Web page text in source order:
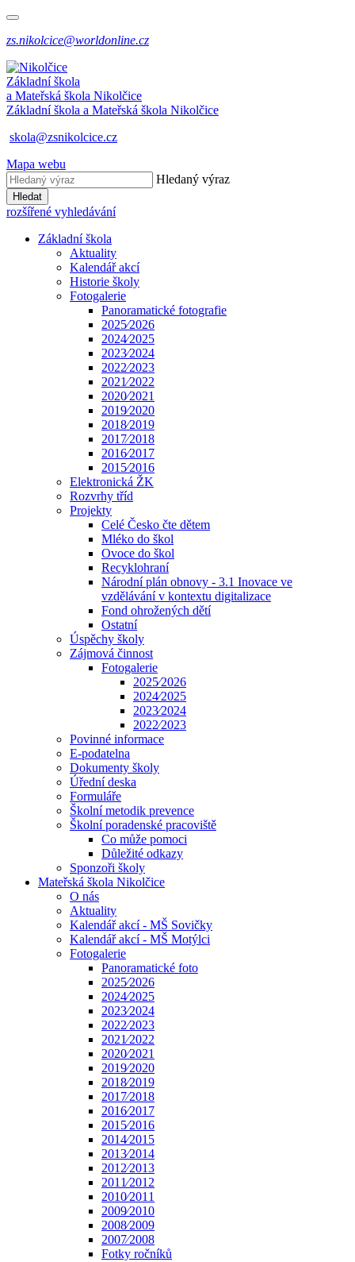
zs.nikolcice@worldonline.cz
Základní škola
a Mateřská škola Nikolčice
Základní škola a Mateřská škola Nikolčice
skola@zsnikolcice.cz
Mapa webu
Hledaný výraz
Hledat
rozšířené vyhledávání
Základní škola
Aktuality
Kalendář akcí
Historie školy
Fotogalerie
Panoramatické fotografie
2025⁄2026
2024⁄2025
2023⁄2024
2022⁄2023
2021⁄2022
2020⁄2021
2019⁄2020
2018⁄2019
2017⁄2018
2016⁄2017
2015⁄2016
Elektronická ŽK
Rozvrhy tříd
Projekty
Celé Česko čte dětem
Mléko do škol
Ovoce do škol
Recyklohraní
Národní plán obnovy - 3.1 Inovace ve
vzdělávání v kontextu digitalizace
Fond ohrožených dětí
Ostatní
Úspěchy školy
Zájmová činnost
Fotogalerie
2025⁄2026
2024⁄2025
2023⁄2024
2022⁄2023
Povinné informace
E-podatelna
Dokumenty školy
Úřední deska
Formuláře
Školní metodik prevence
Školní poradenské pracoviště
Co může pomoci
Důležité odkazy
Sponzoři školy
Mateřská škola Nikolčice
O nás
Aktuality
Kalendář akcí - MŠ Sovičky
Kalendář akcí - MŠ Motýlci
Fotogalerie
Panoramatické foto
2025⁄2026
2024⁄2025
2023⁄2024
2022⁄2023
2021⁄2022
2020⁄2021
2019⁄2020
2018⁄2019
2017⁄2018
2016⁄2017
2015⁄2016
2014⁄2015
2013⁄2014
2012⁄2013
2011⁄2012
2010⁄2011
2009⁄2010
2008⁄2009
2007⁄2008
Fotky ročníků